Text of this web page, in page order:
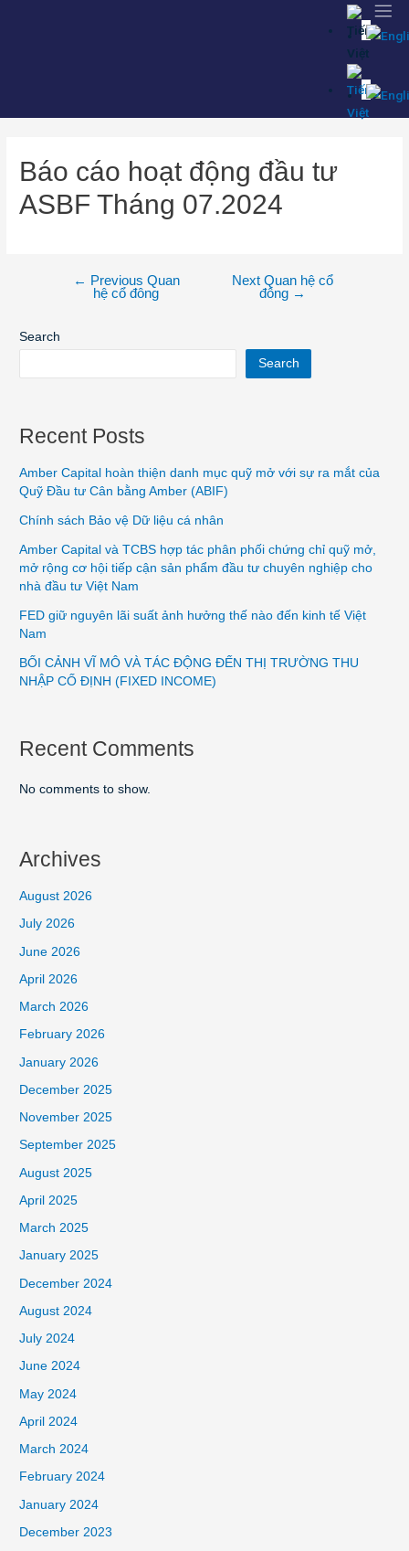
Báo cáo hoạt động đầu tư
ASBF Tháng 07.2024
← Previous Quan
hệ cổ đông
Next Quan hệ cổ
đông →
Search
Search
Recent Posts
Amber Capital hoàn thiện danh mục quỹ mở với sự ra mắt của
Quỹ Đầu tư Cân bằng Amber (ABIF)
Chính sách Bảo vệ Dữ liệu cá nhân
Amber Capital và TCBS hợp tác phân phối chứng chỉ quỹ mở,
mở rộng cơ hội tiếp cận sản phẩm đầu tư chuyên nghiệp cho
nhà đầu tư Việt Nam
FED giữ nguyên lãi suất ảnh hưởng thế nào đến kinh tế Việt
Nam
BỐI CẢNH VĨ MÔ VÀ TÁC ĐỘNG ĐẾN THỊ TRƯỜNG THU
NHẬP CỐ ĐỊNH (FIXED INCOME)
Recent Comments
No comments to show.
Archives
August 2026
July 2026
June 2026
April 2026
March 2026
February 2026
January 2026
December 2025
November 2025
September 2025
August 2025
April 2025
March 2025
January 2025
December 2024
August 2024
July 2024
June 2024
May 2024
April 2024
March 2024
February 2024
January 2024
December 2023